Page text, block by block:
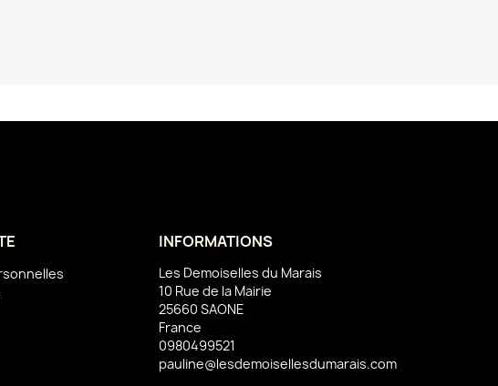
INFORMATIONS
Les Demoiselles du Marais
10 Rue de la Mairie
25660 SAONE
France
0980499521
pauline@lesdemoisellesdumarais.com